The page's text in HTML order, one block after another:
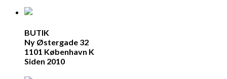
BUTIK
Ny Østergade 32
1101 København K
Siden 2010